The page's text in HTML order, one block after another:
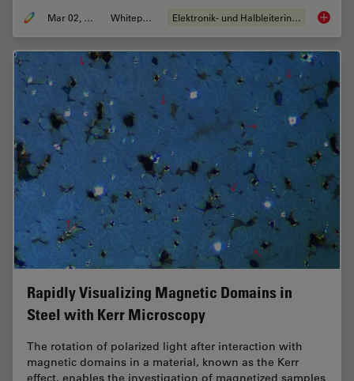
Mar 02, 2026 Whitepaper Elektronik- und Halbleiterindustrie
Rapidly Visualizing Magnetic Domains in
Steel with Kerr Microscopy
The rotation of polarized light after interaction with
magnetic domains in a material, known as the Kerr
effect, enables the investigation of magnetized samples